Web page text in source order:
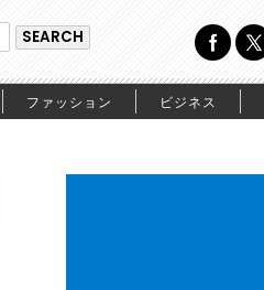
ファッション ビジネス